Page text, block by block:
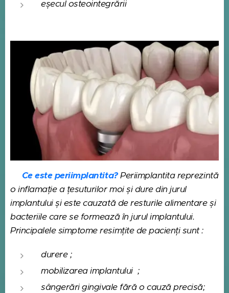
eșecul osteointegrării
Ce este periimplantita?Periimplantita reprezintă
o inflamație a țesuturilor moi și dure din jurul
implantului și este cauzată de resturile alimentare și
bacteriile care se formează în jurul implantului.
Principalele simptome resimțite de pacienți sunt :
durere ;
mobilizarea implantului ;
sângerări gingivale fără o cauză precisă;